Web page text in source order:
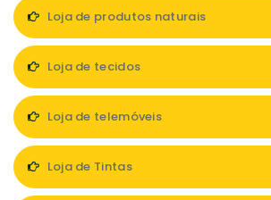
Loja de produtos naturais
Loja de tecidos
Loja de telemóveis
Loja de Tintas